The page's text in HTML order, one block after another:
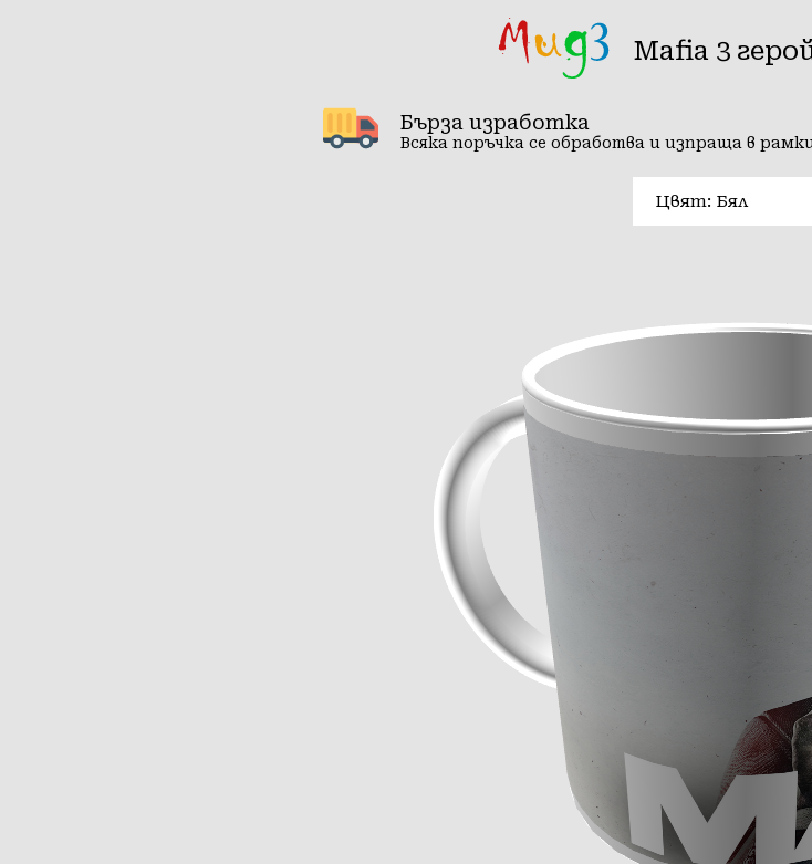
Mafia 3
Бърза изработка
Всяка поръчка се обработва и изпраща в
Цвят: Бял